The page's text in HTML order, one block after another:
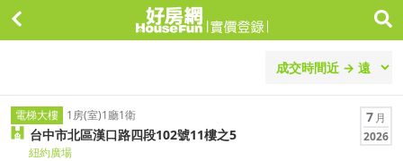
電梯大樓 1房(室)1廳1衛
台中市北區漢口路四段102號11樓之5
紐約廣場
7 月
2026